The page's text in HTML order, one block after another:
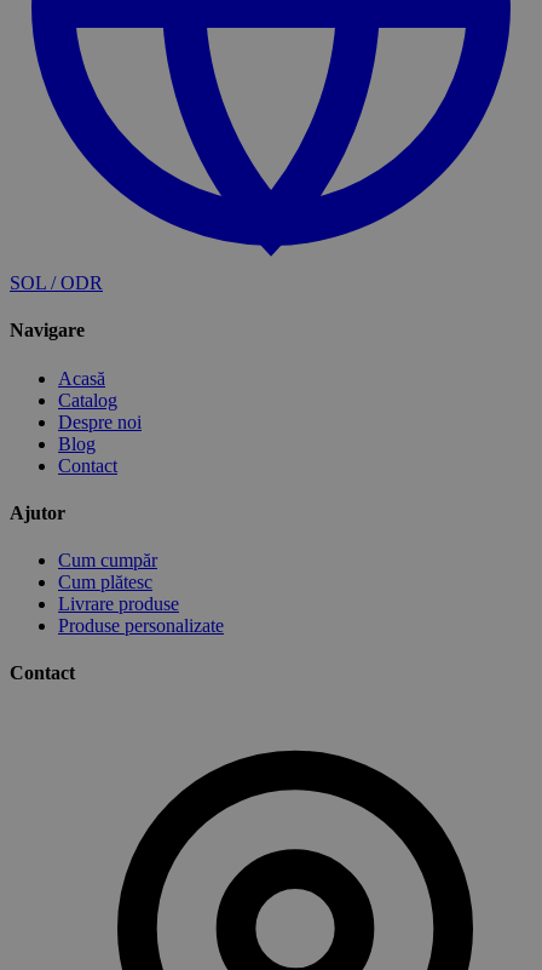
SOL / ODR
Navigare
Acasă
Catalog
Despre noi
Blog
Contact
Ajutor
Cum cumpăr
Cum plătesc
Livrare produse
Produse personalizate
Contact